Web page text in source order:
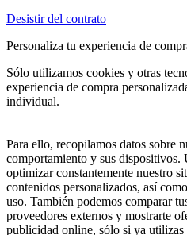
Desistir del contrato
Personaliza tu experiencia de
Sólo utilizamos cookies y otras
experiencia de compra
individual.
Para ello, recopilamos datos sobre
comportamiento y sus dispositivos.
optimizar constantemente nuestro
contenidos personalizados, así
uso. También podemos comparar
proveedores externos y mostrarte
publicidad online, sólo si ya utilizas